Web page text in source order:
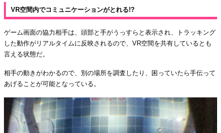
VR空間内でコミュニケーションがとれる!?
ゲーム画面の協力相手は、頭部と手がうっすらと表示され、トラッキング
した動作がリアルタイムに反映されるので、VR空間を共有しているとも
言える状態だ。
相手の動きがわかるので、別の場所を調査したり、困っていたら手伝って
あげることが可能となっている。